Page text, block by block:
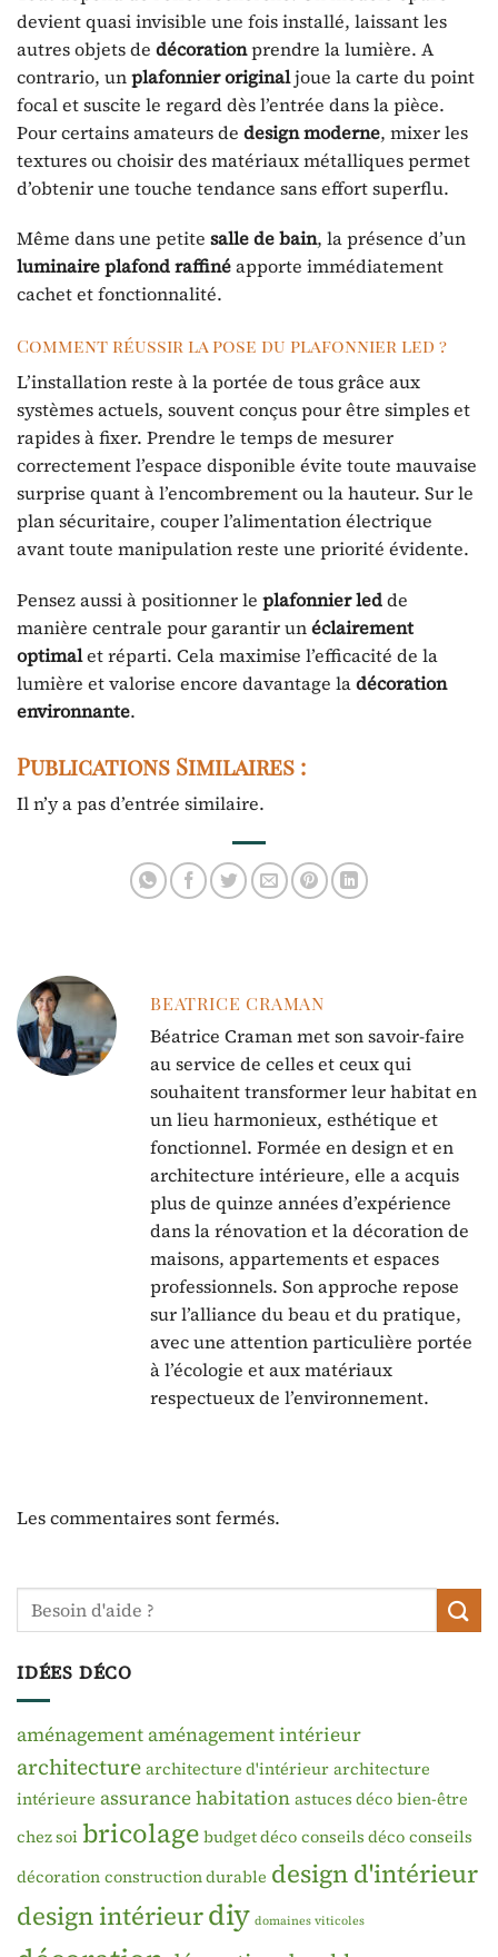
devient quasi invisible une fois installé, laissant les
autres objets de décorationprendre la lumière. A
contrario, unplafonnier originaljoue la carte du point
focal et suscite le regard dès l’entrée dans la pièce.
Pour certains amateurs de design moderne, mixer les
textures ou choisir des matériaux métalliques permet
d’obtenir une touche tendance sans effort superflu.
Même dans une petite salle de bain, la présence d’un
luminaire plafond raffinéapporte immédiatement
cachet et fonctionnalité.
Comment réussir la pose du plafonnier led ?
L’installation reste à la portée de tous grâce aux
systèmes actuels, souvent conçus pour être simples et
rapides à fixer. Prendre le temps de mesurer
correctement l’espace disponible évite toute mauvaise
surprise quant à l’encombrement ou la hauteur. Sur le
plan sécuritaire, couper l’alimentation électrique
avant toute manipulation reste une priorité évidente.
Pensez aussi à positionner le plafonnier ledde
manière centrale pour garantir unéclairement
optimalet réparti. Cela maximise l’efficacité de la
lumière et valorise encore davantage ladécoration
environnante.
Publications Similaires :
Il n’y a pas d’entrée similaire.
BEATRICE CRAMAN
Béatrice Craman met son savoir-faire
au service de celles et ceux qui
souhaitent transformer leur habitat en
un lieu harmonieux, esthétique et
fonctionnel. Formée en design et en
architecture intérieure, elle a acquis
plus de quinze années d’expérience
dans la rénovation et la décoration de
maisons, appartements et espaces
professionnels. Son approche repose
sur l’alliance du beau et du pratique,
avec une attention particulière portée
à l’écologie et aux matériaux
respectueux de l’environnement.
Les commentaires sont fermés.
IDÉES DÉCO
aménagementaménagement intérieur
architecture architecture d'intérieur architecture
intérieure assurance habitation astuces déco bien-être
chez soi bricolage budget déco conseils déco conseils
décoration construction durable design d'intérieur
design intérieurdiy domaines viticoles